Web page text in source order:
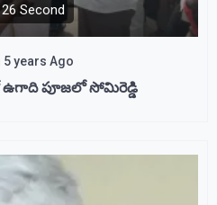
Second
5 years Ago
ఉగాది పూజలో సోమిరెడ్డి